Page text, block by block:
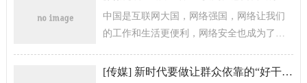
中国是互联网大国，网络强国，网络让我们
的工作和生活更便利，网络安全也成为了国
发展方向，并积极参与世界各国制定...
[传媒] 新时代要做让群众依靠的“好干部”